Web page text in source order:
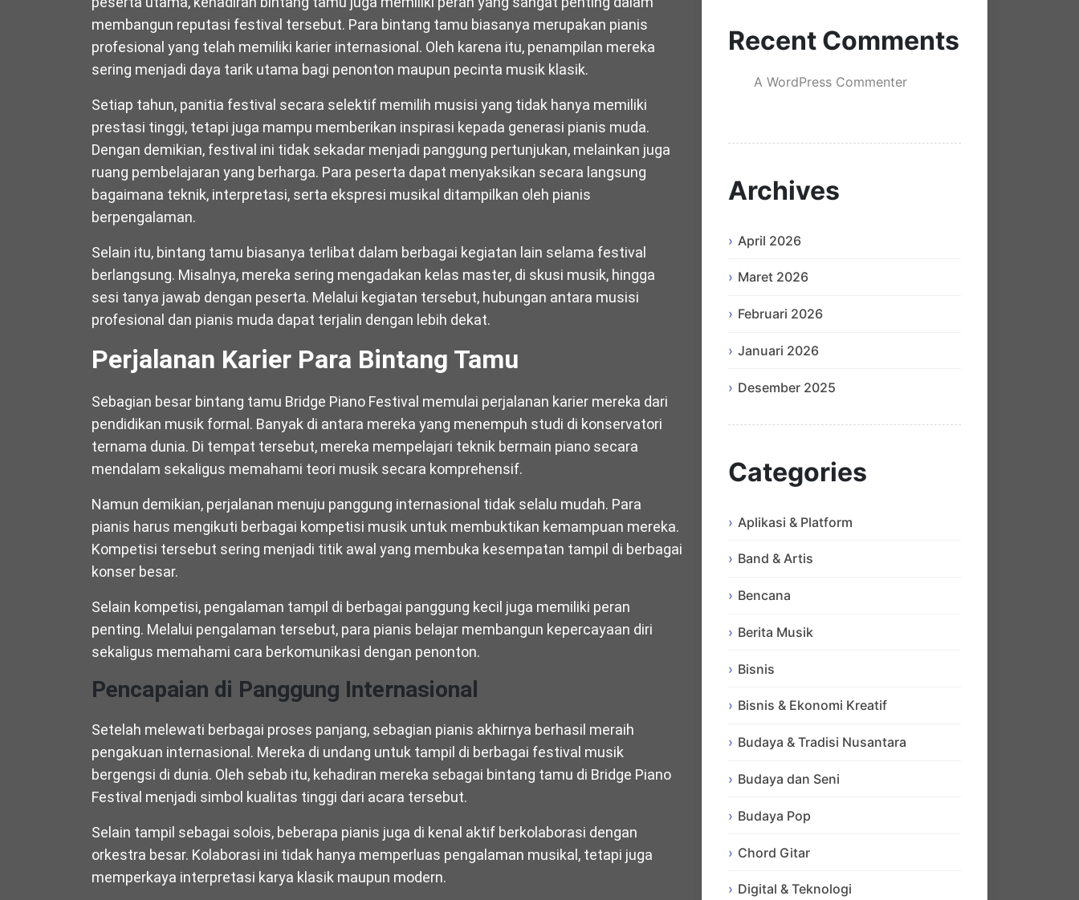
membangun reputasi festival tersebut. Para bintang tamu biasanya merupakan pianis
profesional yang telah memiliki karier internasional. Oleh karena itu, penampilan mereka
sering menjadi daya tarik utama bagi penonton maupun pecinta musik klasik.
Setiap tahun, panitia festival secara selektif memilih musisi yang tidak hanya memiliki
prestasi tinggi, tetapi juga mampu memberikan inspirasi kepada generasi pianis muda.
Dengan demikian, festival ini tidak sekadar menjadi panggung pertunjukan, melainkan juga
ruang pembelajaran yang berharga. Para peserta dapat menyaksikan secara langsung
bagaimana teknik, interpretasi, serta ekspresi musikal ditampilkan oleh pianis
berpengalaman.
Selain itu, bintang tamu biasanya terlibat dalam berbagai kegiatan lain selama festival
berlangsung. Misalnya, mereka sering mengadakan kelas master, di skusi musik, hingga
sesi tanya jawab dengan peserta. Melalui kegiatan tersebut, hubungan antara musisi
profesional dan pianis muda dapat terjalin dengan lebih dekat.
Perjalanan Karier Para Bintang Tamu
Sebagian besar bintang tamu Bridge Piano Festival memulai perjalanan karier mereka dari
pendidikan musik formal. Banyak di antara mereka yang menempuh studi di konservatori
ternama dunia. Di tempat tersebut, mereka mempelajari teknik bermain piano secara
mendalam sekaligus memahami teori musik secara komprehensif.
Namun demikian, perjalanan menuju panggung internasional tidak selalu mudah. Para
pianis harus mengikuti berbagai kompetisi musik untuk membuktikan kemampuan mereka.
Kompetisi tersebut sering menjadi titik awal yang membuka kesempatan tampil di berbagai
konser besar.
Selain kompetisi, pengalaman tampil di berbagai panggung kecil juga memiliki peran
penting. Melalui pengalaman tersebut, para pianis belajar membangun kepercayaan diri
sekaligus memahami cara berkomunikasi dengan penonton.
Pencapaian di Panggung Internasional
Setelah melewati berbagai proses panjang, sebagian pianis akhirnya berhasil meraih
pengakuan internasional. Mereka di undang untuk tampil di berbagai festival musik
bergengsi di dunia. Oleh sebab itu, kehadiran mereka sebagai bintang tamu di Bridge Piano
Festival menjadi simbol kualitas tinggi dari acara tersebut.
Selain tampil sebagai solois, beberapa pianis juga di kenal aktif berkolaborasi dengan
orkestra besar. Kolaborasi ini tidak hanya memperluas pengalaman musikal, tetapi juga
memperkaya interpretasi karya klasik maupun modern.
Recent Comments
A WordPress Commenter
Archives
April 2026
Maret 2026
Februari 2026
Januari 2026
Desember 2025
Categories
Aplikasi & Platform
Band & Artis
Bencana
Berita Musik
Bisnis
Bisnis & Ekonomi Kreatif
Budaya & Tradisi Nusantara
Budaya dan Seni
Budaya Pop
Chord Gitar
Digital & Teknologi